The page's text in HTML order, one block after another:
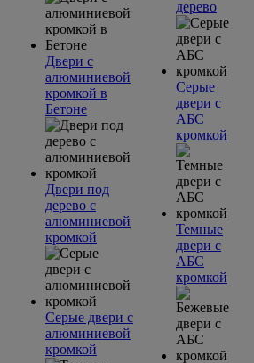
Двери с
алюминиевой
кромкой в
Бетоне
Двери под
дерево с
алюминиевой
кромкой
Серые двери с
алюминиевой
кромкой
дерево
Серые
двери с
АБС
кромкой
Темные
двери с
АБС
кромкой